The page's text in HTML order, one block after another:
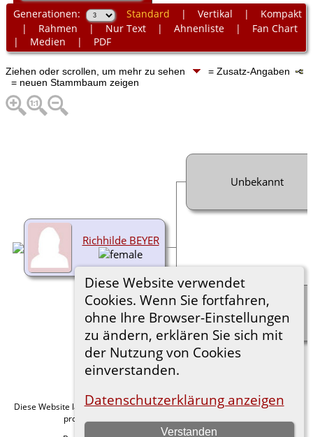
Diese Website verwendet
Cookies. Wenn Sie fortfahren,
ohne Ihre Browser-Einstellungen
zu ändern, erklären Sie sich mit
der Nutzung von Cookies
einverstanden.
Datenschutzerklärung anzeigen
Verstanden
Generationen: Standard | Vertikal | Kompakt
| Rahmen | Nur Text| Ahnenliste| Fan Chart
| Medien | PDF
Ziehen oder scrollen, um mehr zu sehen
= Zusatz-Angaben
= neuen Stammbaum zeigen
Richhilde BEYER
Unbekannt
Unbekannt
Diese Website läuft mitThe Next Generation of Genealogy Sitebuildingv. 15.0.1,
programmiert von Darrin Lythgoe © 2001-2026.